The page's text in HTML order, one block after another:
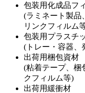
包装用化成品フ
(ラミネート製品
リンクフィルム
包装用プラスチ
(トレー・容器、
出荷用梱包資材
(粘着テープ、梱
クフィルム等)
出荷用緩衝材